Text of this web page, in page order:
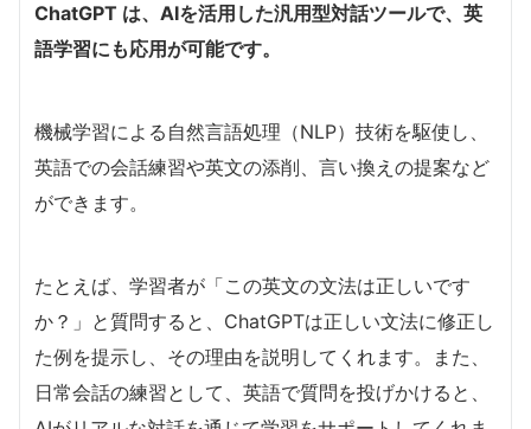
ChatGPT は、AIを活用した汎用型対話ツールで、英
語学習にも応用が可能です。
機械学習による自然言語処理（NLP）技術を駆使し、
英語での会話練習や英文の添削、言い換えの提案など
ができます。
たとえば、学習者が「この英文の文法は正しいです
か？」と質問すると、ChatGPTは正しい文法に修正し
た例を提示し、その理由を説明してくれます。また、
日常会話の練習として、英語で質問を投げかけると、